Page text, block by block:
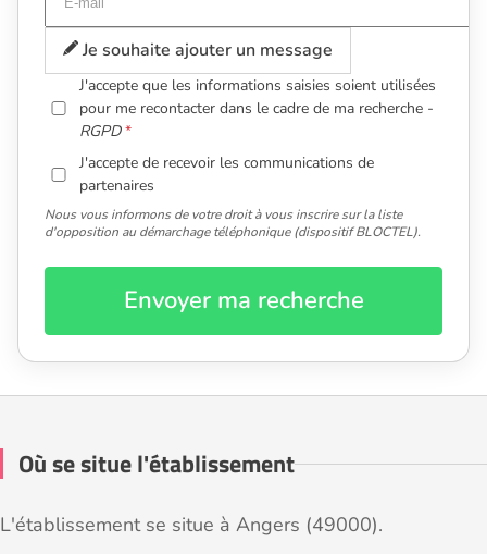
Je souhaite ajouter un message
J'accepte que les informations saisies soient utilisées
pour me recontacter dans le cadre de ma recherche -
RGPD
J'accepte de recevoir les communications de
partenaires
Nous vous informons de votre droit à vous inscrire sur la liste
d'opposition au démarchage téléphonique (dispositif BLOCTEL).
Envoyer ma recherche
Où se situe l'établissement
L'établissement se situe à Angers (49000).